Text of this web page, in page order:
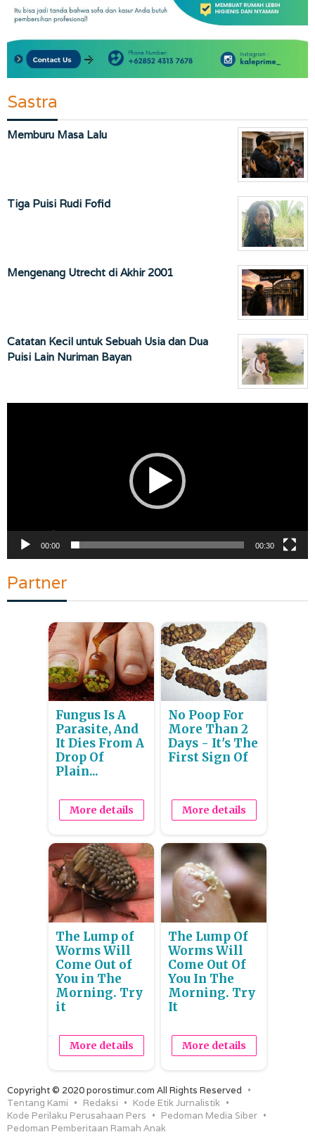
Sastra
Memburu Masa Lalu
Tiga Puisi Rudi Fofid
Mengenang Utrecht di Akhir 2001
Catatan Kecil untuk Sebuah Usia dan Dua
Puisi Lain Nuriman Bayan
00:00 00:30
Partner
Fungus Is A
Parasite, And
It Dies From A
Drop Of
Plain...
More details
No Poop For
More Than 2
Days - It's The
First Sign Of
More details
The Lump of
Worms Will
Come Out of
You in The
Morning. Try
it
More details
The Lump Of
Worms Will
Come Out Of
You In The
Morning. Try
It
More details
Copyright © 2020 porostimur.com All Rights Reserved
Tentang Kami
Redaksi
Kode Etik Jurnalistik
Kode Perilaku Perusahaan Pers
Pedoman Media Siber
Pedoman Pemberitaan Ramah Anak